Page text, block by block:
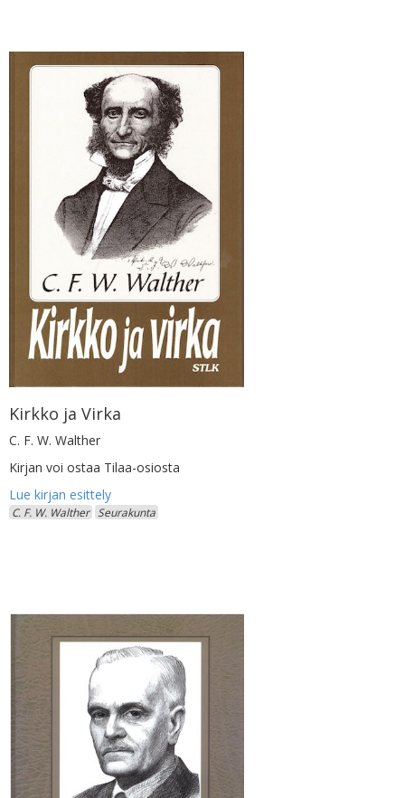
Kirkko ja Virka
C. F. W. Walther
Kirjan voi ostaa Tilaa-osiosta
C. F. W. Walther Seurakunta